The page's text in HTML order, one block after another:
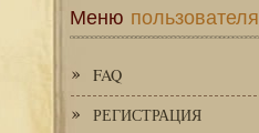
Меню пользователя
FAQ
РЕГИСТРАЦИЯ